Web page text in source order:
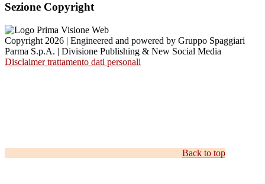
Sezione Copyright
Copyright 2026 | Engineered and powered by Gruppo Spaggiari
Parma S.p.A. | Divisione Publishing & New Social Media
Disclaimer trattamento dati personali
Back to top